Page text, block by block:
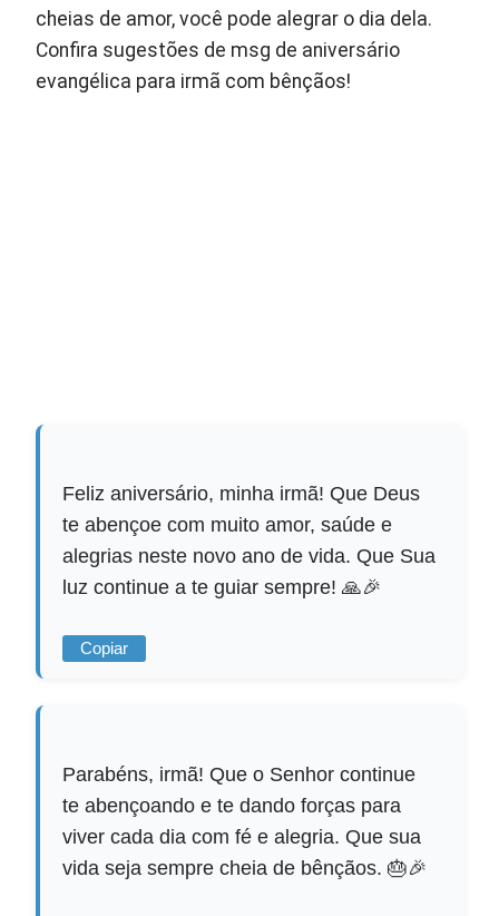
cheias de amor, você pode alegrar o dia dela.
Confira sugestões de msg de aniversário
evangélica para irmã com bênçãos!
Feliz aniversário, minha irmã! Que Deus
te abençoe com muito amor, saúde e
alegrias neste novo ano de vida. Que Sua
luz continue a te guiar sempre! 🙏🎉
Copiar
Parabéns, irmã! Que o Senhor continue
te abençoando e te dando forças para
viver cada dia com fé e alegria. Que sua
vida seja sempre cheia de bênçãos. 🎂🎉